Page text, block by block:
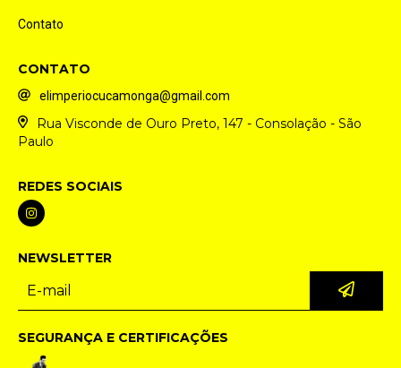
Contato
CONTATO
elimperiocucamonga@gmail.com
Rua Visconde de Ouro Preto, 147 - Consolação - São
Paulo
REDES SOCIAIS
NEWSLETTER
SEGURANÇA E CERTIFICAÇÕES